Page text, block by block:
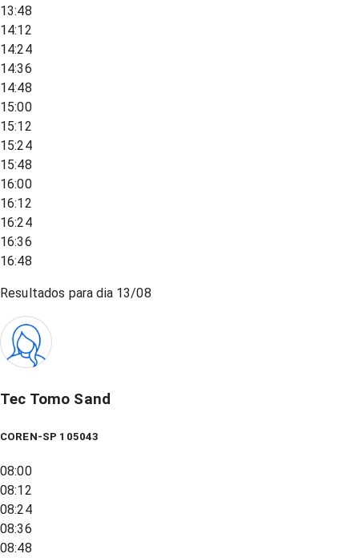
13:48
14:12
14:24
14:36
14:48
15:00
15:12
15:24
15:48
16:00
16:12
16:24
16:36
16:48
Resultados para dia 13/08
Tec Tomo Sand
COREN-SP 105043
08:00
08:12
08:24
08:36
08:48